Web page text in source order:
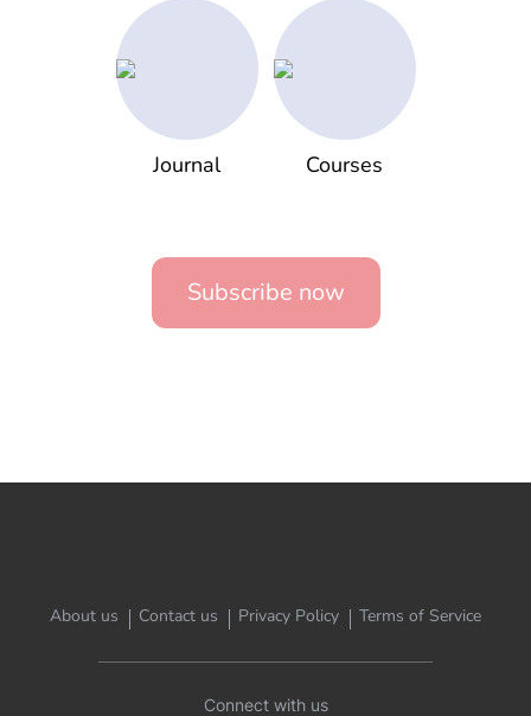
Journal Courses
Subscribe now
About us Contact us Privacy Policy Terms of Service
Connect with us